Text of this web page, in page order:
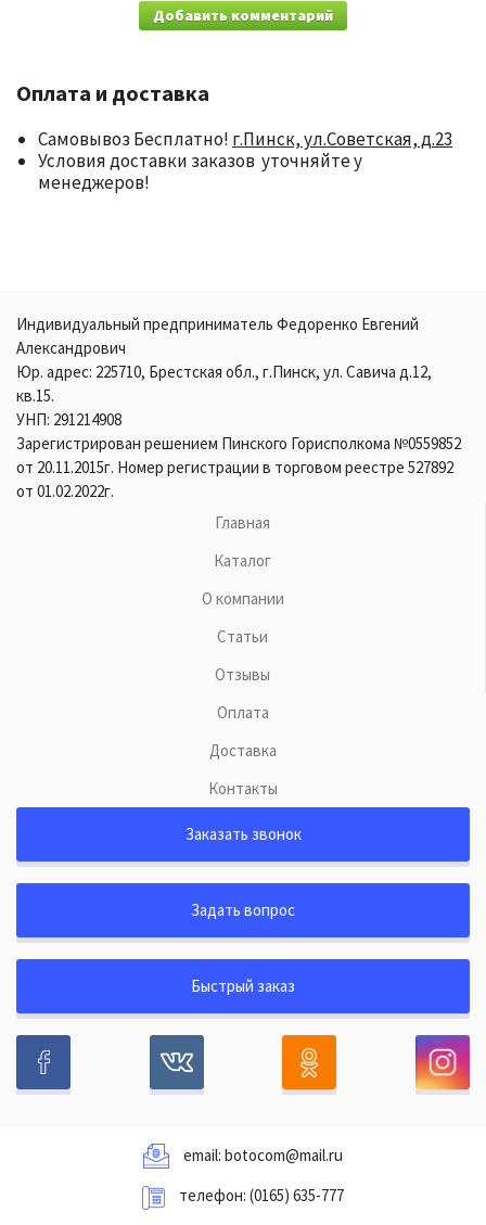
Добавить комментарий
Оплата и доставка
Самовывоз Бесплатно! г.Пинск, ул.Советская, д.23
Условия доставки заказов уточняйте у
менеджеров!
Индивидуальный предприниматель Федоренко Евгений
Александрович
Юр. адрес: 225710, Брестская обл., г.Пинск, ул. Савича д.12,
кв.15.
УНП: 291214908
Зарегистрирован решением Пинского Горисполкома №0559852
от 20.11.2015г. Номер регистрации в торговом реестре 527892
от 01.02.2022г.
Главная
Каталог
О компании
Статьи
Отзывы
Оплата
Доставка
Контакты
Заказать звонок
Задать вопрос
Быстрый заказ
email: botocom@mail.ru
телефон: (0165) 635-777